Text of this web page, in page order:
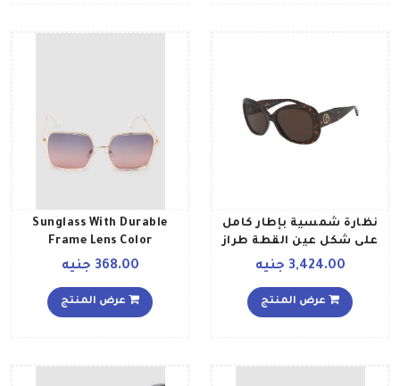
نظارة شمسية بإطار كامل
على شكل عين القطة طراز
3,424.00 جنيه
عرض المنتج
Sunglass With Durable
Frame Lens Color
Multicolour Frame Color
368.00 جنيه
عرض المنتج